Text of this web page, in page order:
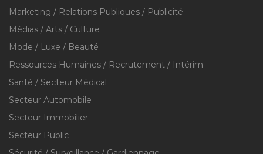
Marketing / Relations Publiques / Publicité
Médias / Arts / Culture
Mode / Luxe / Beauté
Ressources Humaines / Recrutement / Intérim
Santé / Secteur Médical
Secteur Automobile
Secteur Immobilier
Secteur Public